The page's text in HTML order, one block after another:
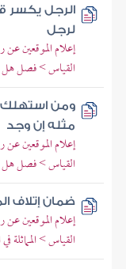
الرجل يكسر
لرجل
إعلام الموقعين
القياس > فصل هل
ومن استهلك
مثله إن وجد
إعلام الموقعين
القياس > فصل هل
ضمان إتلاف
إعلام الموقعين
القياس >